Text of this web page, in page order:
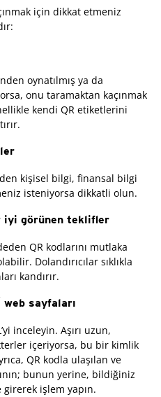
için dikkat etmeniz
oynatılmış ya da
onu taramaktan kaçınmak
kendi QR etiketlerini
kişisel bilgi, finansal bilgi
isteniyorsa dikkatli olun.
iyi görünen teklifler
QR kodlarını mutlaka
Dolandırıcılar sıklıkla
kandırır.
sayfaları
inceleyin. Aşırı uzun,
içeriyorsa, bu bir kimlik
QR kodla ulaşılan ve
bunun yerine, bildiğiniz
girerek işlem yapın.